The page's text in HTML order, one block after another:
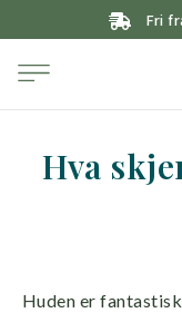
Fri
Hva
Huden er